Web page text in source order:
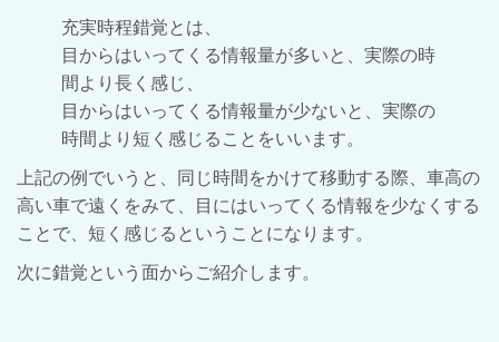
充実時程錯覚とは、
目からはいってくる情報量が多いと、実際の時
間より長く感じ、
目からはいってくる情報量が少ないと、実際の
時間より短く感じることをいいます。
上記の例でいうと、同じ時間をかけて移動する際、車高の
高い車で遠くをみて、
目にはいってくる情報を少なくする
ことで、短く感じるということになります。
次に錯覚という面からご紹介します。